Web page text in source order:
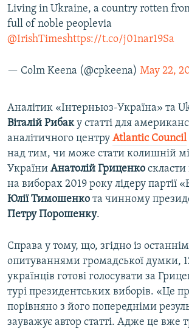
Living in Ukraine, a country rotten
full of noble peoplevia
@IrishTimeshttps://t.co/j01nar19Sa
— Colm Keena (@cpkeena) May 22,
Аналітик «Інтерньюз-Україна» та
Віталій Рибаку статті для
аналітичного центру Atlantic Council
над тим, чи може стати колишній
України Анатолій Гриценко
на виборах 2019 року лідеру партії
Юлії Тимошенко та чинному
Петру Порошенку.
Справа у тому, що, згідно із
опитуваннями громадської думки,
українців готові голосувати за
турі президентських виборів. «Це
порівняно з його попередніми
зауважує автор статті. Адже це вже